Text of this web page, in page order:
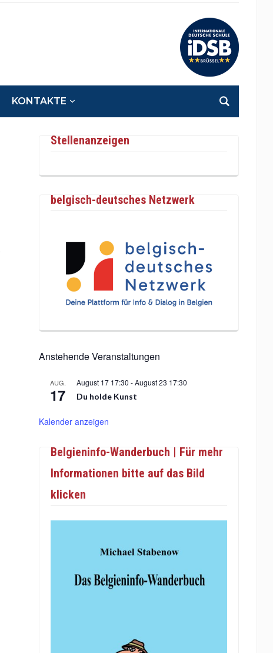
KONTAKTE
Stellenanzeigen
belgisch-deutsches Netzwerk
Anstehende Veranstaltungen
AUG.
17
August 17 17:30 -August 23 17:30
Du holde Kunst
Kalender anzeigen
Belgieninfo-Wanderbuch | Für mehr
Informationen bitte auf das Bild
klicken